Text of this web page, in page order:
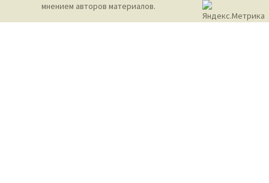
мнением авторов материалов.